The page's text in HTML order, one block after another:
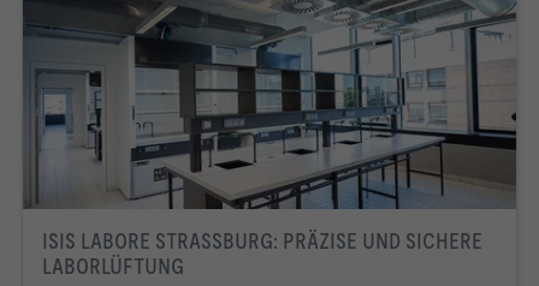
ISIS LABORE STRASSBURG: PRÄZISE UND SICHERE
LABORLÜFTUNG